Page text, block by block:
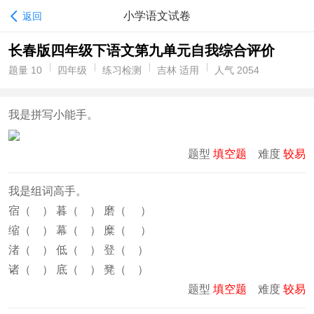
返回 小学语文试卷
长春版四年级下语文第九单元自我综合评价
题量 10 四年级 练习检测 吉林 适用 人气 2054
我是拼写小能手。
题型 填空题 难度 较易
我是组词高手。
宿（ ） 暮（ ） 磨（ ）
缩（ ） 幕（ ） 糜（ ）
渚（ ） 低（ ） 登（ ）
诸（ ） 底（ ） 凳（ ）
题型 填空题 难度 较易